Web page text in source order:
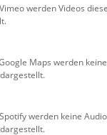
mehr
in Wien eine
der Monarchie
Als Beispiel sei
(1810–
noch weltweit
Heute ist
werden Videos
Maps werden
werden keine